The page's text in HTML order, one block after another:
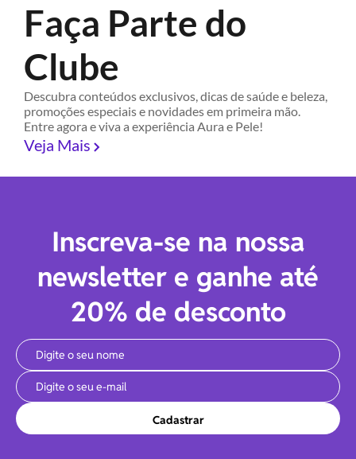
Faça Parte do
Clube
Descubra conteúdos exclusivos, dicas de saúde e beleza,
promoções especiais e novidades em primeira mão.
Entre agora e viva a experiência Aura e Pele!
Veja Mais
Inscreva-se na nossa
newsletter e ganhe até
20% de desconto
Cadastrar